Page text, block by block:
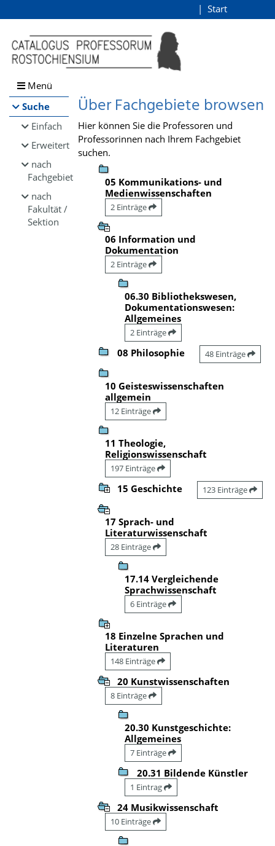
Browsen
direkt zum Inhalt
Start
Menü
Suche
Einfach
Erweitert
nach
Fachgebiet
nach
Fakultät /
Sektion
Über Fachgebiete browsen
Hier können Sie die Professoren und
Professorinnen nach Ihrem Fachgebiet
suchen.
05 Kommunikations- und
Medienwissenschaften
2 Einträge
06 Information und
Dokumentation
2 Einträge
06.30 Bibliothekswesen,
Dokumentationswesen:
Allgemeines
2 Einträge
08 Philosophie 48 Einträge
10 Geisteswissenschaften
allgemein
12 Einträge
11 Theologie,
Religionswissenschaft
197 Einträge
15 Geschichte 123 Einträge
17 Sprach- und
Literaturwissenschaft
28 Einträge
17.14 Vergleichende
Sprachwissenschaft
6 Einträge
18 Einzelne Sprachen und
Literaturen
148 Einträge
20 Kunstwissenschaften
8 Einträge
20.30 Kunstgeschichte:
Allgemeines
7 Einträge
20.31 Bildende Künstler
1 Eintrag
24 Musikwissenschaft
10 Einträge